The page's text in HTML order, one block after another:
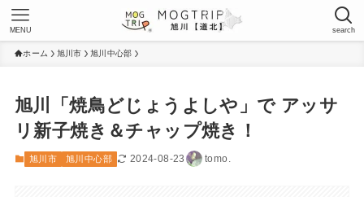
search
MENU
ホーム 旭川市 旭川中心部
旭川「焼鳥どじょうよしや」で アッサ
リ新子焼き＆チャップ焼き！
旭川市 旭川中心部 2024-08-23 tomo.